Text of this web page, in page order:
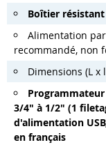
Boîtier
Alimentation
recommandé, non
Dimensions (L x
Programmateur
3/4" à 1/2" (1
d'alimentation
en français